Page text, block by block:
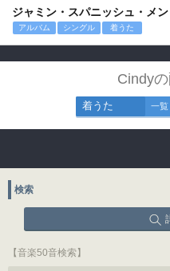
ジャミン・スパニッシュ・メン
アルバム シングル 着うた
Cindy
着うた 一覧
検索
【音楽50音検索】